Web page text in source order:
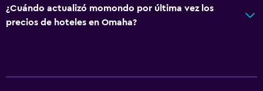
Salud y seguridad
Cámaras CCTV en el exterior
¿Cuándo actualizó momondo por última vez los
precios de hoteles en Omaha?